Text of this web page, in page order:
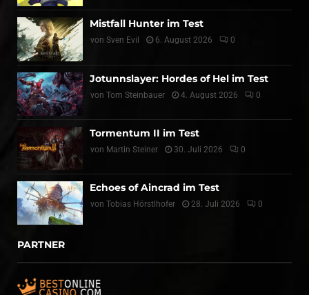
Mistfall Hunter im Test
von Sven Evil 6. August 2026 0
Jotunnslayer: Hordes of Hel im Test
von Tom Steinbauer 4. August 2026 0
Tormentum II im Test
von Martin Steiner 30. Juli 2026 0
Echoes of Aincrad im Test
von Tobias Hörstlhofer 28. Juli 2026 0
PARTNER